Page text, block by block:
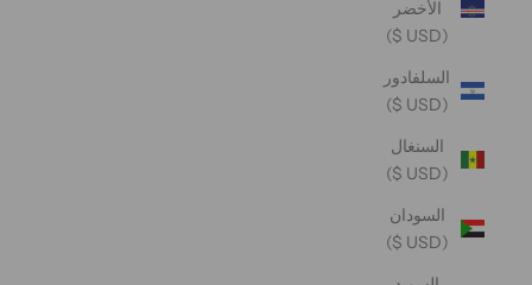
الأخضر
(USD $)
السلفادور
(USD $)
السنغال
(USD $)
السودان
(USD $)